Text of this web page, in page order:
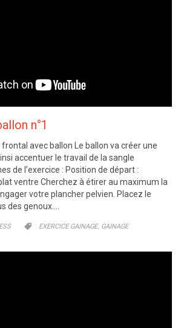
n°1
avec ballon Le ballon va créer une
accentuer le travail de la sangle
de l’exercice : Position de départ :
ventre Cherchez à étirer au maximum la
votre plancher pelvien. Placez le
des genoux….
 CATEGORY
EXERCICE GAINAGE, GAINAGE